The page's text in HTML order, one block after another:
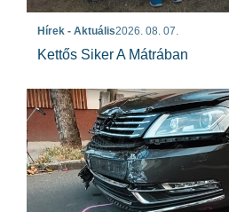
Hírek - Aktuális2026. 08. 07.
Kettős Siker A Mátrában